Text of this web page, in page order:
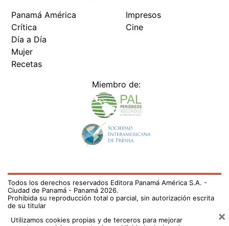
Panamá América
Crítica
Día a Día
Mujer
Recetas
Impresos
Cine
Miembro de:
Todos los derechos reservados Editora Panamá América S.A. -
Ciudad de Panamá - Panamá 2026.
Prohibida su reproducción total o parcial, sin autorización escrita
de su titular
Utilizamos cookies propias y de terceros para mejorar
×